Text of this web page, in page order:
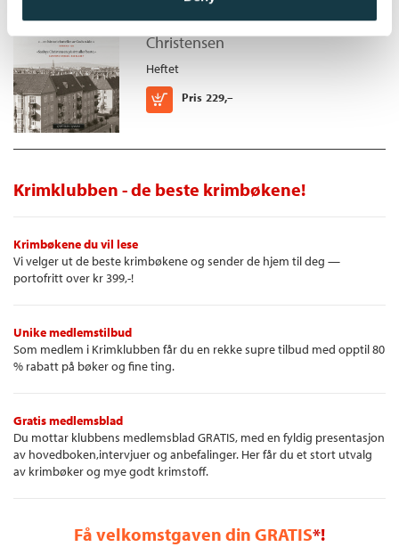
* Alexandrias aske
* Den aukustiske skyggen
* Denne forunderlige by
* Gutten som ville være en av gutta
* Ingens
* Hvor er det blitt av alle gutta?
* Bly
* Stempler
* Herman
* Jokeren
* Blodets bånd
* Billettene
* Jaktmarker
* Kamelen i mitt hjerte
Byens spor /Lars Saabye
Christensen
Heftet
Pris 229,–
Kjøp
Krimklubben - de beste krimbøkene!
Krimbøkene du vil lese
Vi velger ut de beste krimbøkene og sender de hjem til deg —
portofritt over kr 399,-!
Unike medlemstilbud
Som medlem i Krimklubben får du en rekke supre tilbud med opptil 80
% rabatt på bøker og fine ting.
Gratis medlemsblad
Du mottar klubbens medlemsblad GRATIS, med en fyldig presentasjon
av hovedboken,intervjuer og anbefalinger. Her får du et stort utvalg
av krimbøker og mye godt krimstoff.
Få velkomstgaven din GRATIS*!